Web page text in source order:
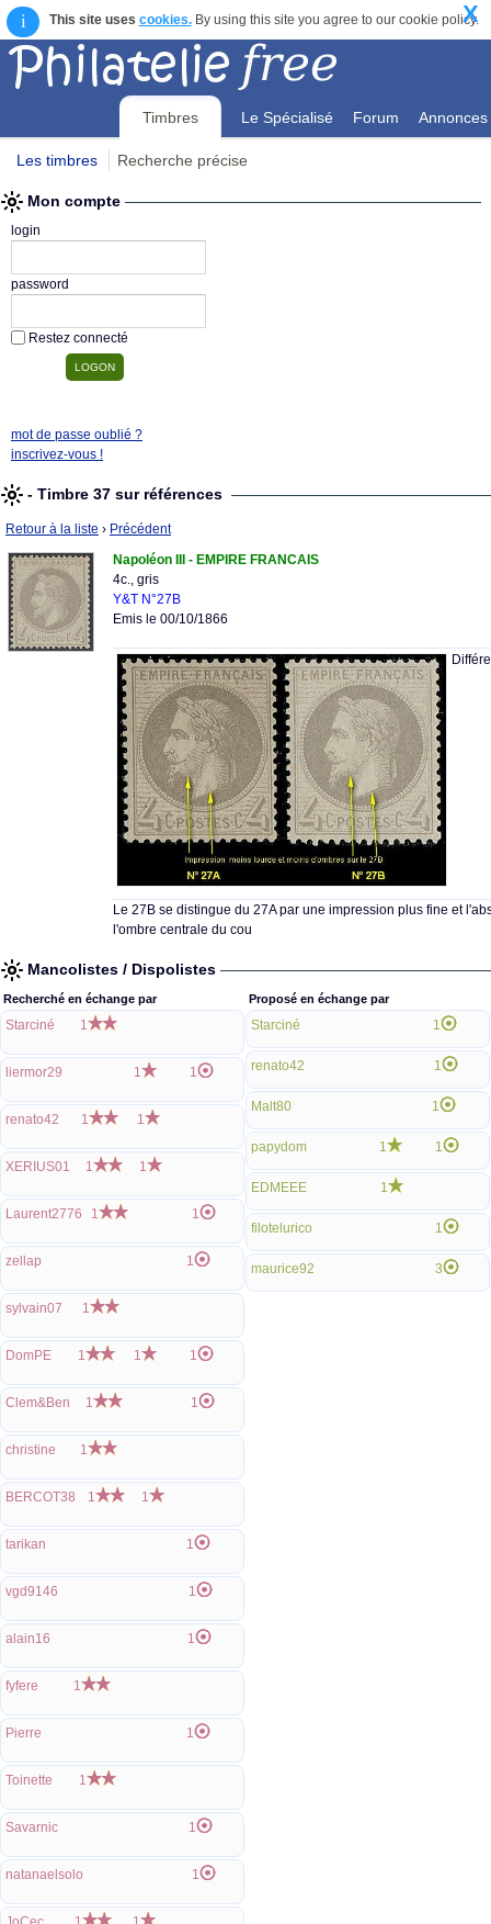
i This site uses cookies.By using this site you agree to our cookie policy.
X
Timbres Le Spécialisé Forum Annonces
Les timbres Recherche précise
Mon compte
login
password
Restez connecté
mot de passe oublié ?
inscrivez-vous !
- Timbre 37 sur références
Retour à la liste › Précédent
Napoléon III - EMPIRE FRANCAIS
4c., gris
Y&T N°27B
Emis le 00/10/1866
Le 27B se distingue du 27A par une impression plus fine et
l'ombre centrale du cou
Mancolistes / Dispolistes
Recherché en échange par
Starciné 1
liermor29 1 1
renato42 1 1
XERIUS01 1 1
Laurent2776 1 1
zellap 1
sylvain07 1
DomPE 1 1 1
Clem&Ben 1 1
christine 1
BERCOT38 1 1
tarikan 1
vgd9146 1
alain16 1
fyfere 1
Pierre 1
Toinette 1
Savarnic 1
natanaelsolo 1
Proposé en échange par
Starciné 1
renato42 1
Malt80 1
papydom 1 1
EDMEEE 1
filotelurico 1
maurice92 3